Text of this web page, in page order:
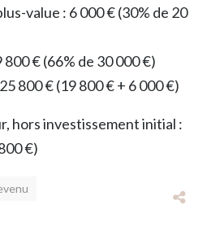
value : 6 000 € (30% de 20
€ (66% de 30 000 €)
800 € (19 800 € + 6 000 €)
hors investissement initial :
€)